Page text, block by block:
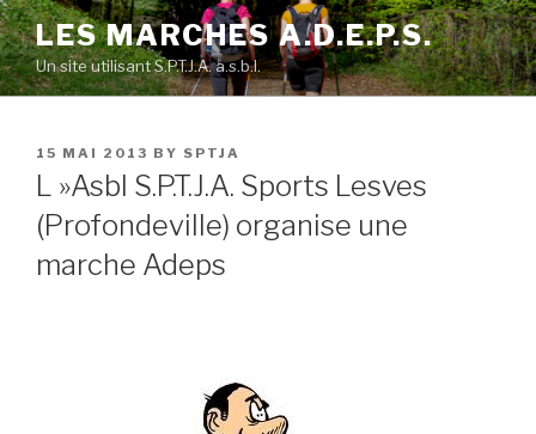
Skip
to
content
LES MARCHES A.D.E.P.S.
Un site utilisant S.P.T.J.A. a.s.b.l.
POSTED
ON
15 MAI 2013 BY SPTJA
L »Asbl S.P.T.J.A. Sports Lesves
(Profondeville) organise une
marche Adeps